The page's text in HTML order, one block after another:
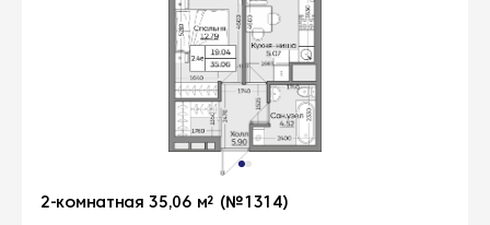
2-комнатная 35,06 м² (№1314)